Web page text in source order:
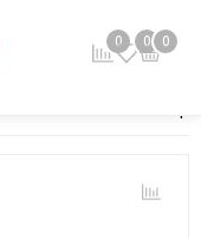
0 0 0